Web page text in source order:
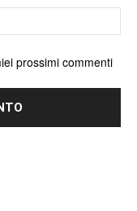
prossimi commenti